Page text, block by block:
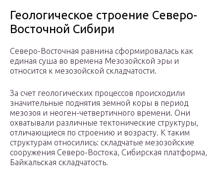
Геологическое строение Северо-
Восточной Сибири
Северо-Восточная равнина сформировалась как
единая суша во времена Мезозойской эры и
относится к мезозойской складчатости.
За счет геологических процессов происходили
значительные поднятия земной коры в период
мезозоя и неоген-четвертичного времени. Они
охватывали различные тектонические структуры,
отличающиеся по строению и возрасту. К таким
структурам относились: складчатые мезозойские
сооружения Северо-Востока, Сибирская платформа,
Байкальская складчатость.